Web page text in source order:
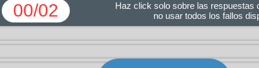
00/02
Haz click solo sobre las respuestas
no usar todos los fallos